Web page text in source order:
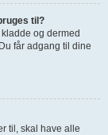
til?
og dermed
får adgang til dine
til, skal have alle